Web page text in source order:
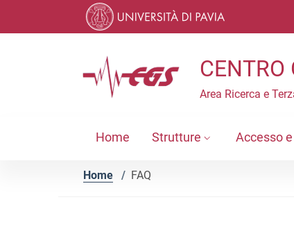
Vai al menu di navigazione
CENTRO
Area Ricerca e
Home Strutture Accesso
Home / FAQ